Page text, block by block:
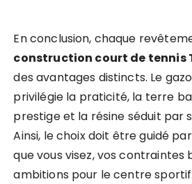
En conclusion, chaque
construction court de tennis
des avantages distincts. Le
privilégie la praticité, la terre
prestige et la résine séduit par
Ainsi, le choix doit être guidé
que vous visez, vos contraintes
ambitions pour le centre